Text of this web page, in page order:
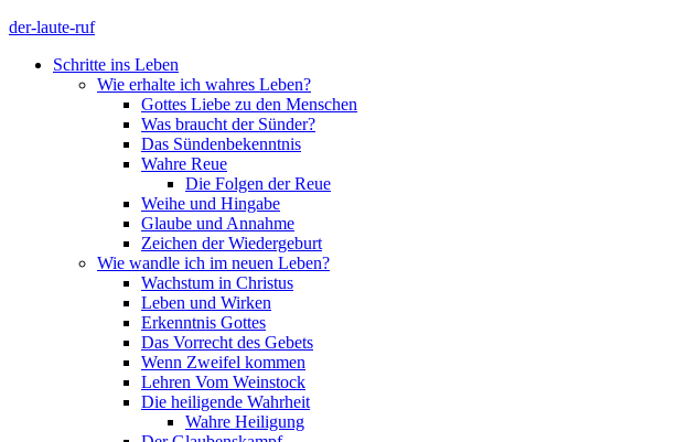
der-laute-ruf
Schritte ins Leben
Wie erhalte ich wahres Leben?
Gottes Liebe zu den Menschen
Was braucht der Sünder?
Das Sündenbekenntnis
Wahre Reue
Die Folgen der Reue
Weihe und Hingabe
Glaube und Annahme
Zeichen der Wiedergeburt
Wie wandle ich im neuen Leben?
Wachstum in Christus
Leben und Wirken
Erkenntnis Gottes
Das Vorrecht des Gebets
Wenn Zweifel kommen
Lehren Vom Weinstock
Die heiligende Wahrheit
Wahre Heiligung